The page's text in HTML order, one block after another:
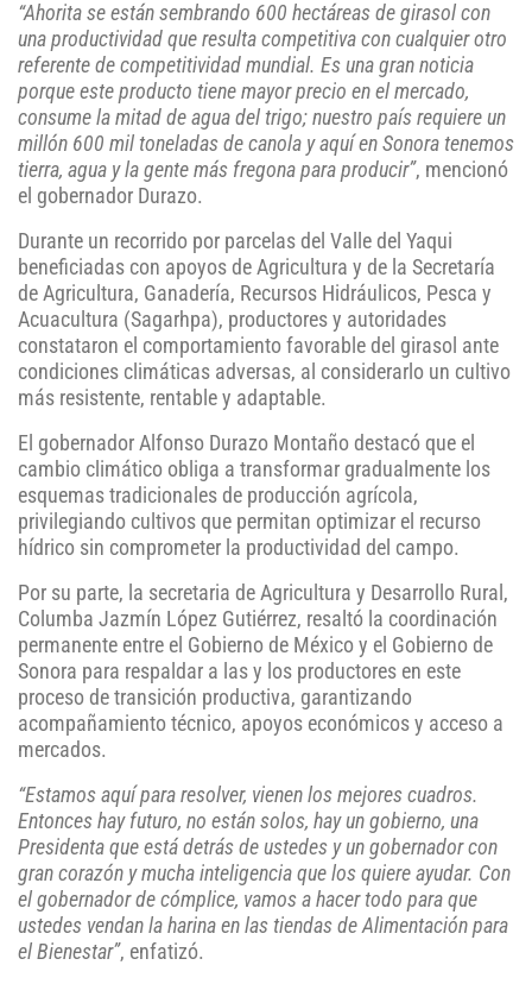
“Ahorita se están sembrando 600 hectáreas de girasol con
una productividad que resulta competitiva con cualquier otro
referente de competitividad mundial. Es una gran noticia
porque este producto tiene mayor precio en el mercado,
consume la mitad de agua del trigo; nuestro país requiere un
millón 600 mil toneladas de canola y aquí en Sonora tenemos
tierra, agua y la gente más fregona para producir”, mencionó
el gobernador Durazo.
Durante un recorrido por parcelas del Valle del Yaqui
beneficiadas con apoyos de Agricultura y de la Secretaría
de Agricultura, Ganadería, Recursos Hidráulicos, Pesca y
Acuacultura (Sagarhpa), productores y autoridades
constataron el comportamiento favorable del girasol ante
condiciones climáticas adversas, al considerarlo un cultivo
más resistente, rentable y adaptable.
El gobernador Alfonso Durazo Montaño destacó que el
cambio climático obliga a transformar gradualmente los
esquemas tradicionales de producción agrícola,
privilegiando cultivos que permitan optimizar el recurso
hídrico sin comprometer la productividad del campo.
Por su parte, la secretaria de Agricultura y Desarrollo Rural,
Columba Jazmín López Gutiérrez, resaltó la coordinación
permanente entre el Gobierno de México y el Gobierno de
Sonora para respaldar a las y los productores en este
proceso de transición productiva, garantizando
acompañamiento técnico, apoyos económicos y acceso a
mercados.
“Estamos aquí para resolver, vienen los mejores cuadros.
Entonces hay futuro, no están solos, hay un gobierno, una
Presidenta que está detrás de ustedes y un gobernador con
gran corazón y mucha inteligencia que los quiere ayudar. Con
el gobernador de cómplice, vamos a hacer todo para que
ustedes vendan la harina en las tiendas de Alimentación para
el Bienestar”, enfatizó.